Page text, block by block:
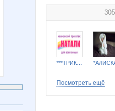
305
Посмотреть ещё